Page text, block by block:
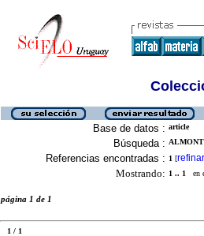
Base de datos : article
Búsqueda :
Referencias encontradas : 1 [refinar
Mostrando: 1 .. 1 en
página 1 de 1
1 / 1